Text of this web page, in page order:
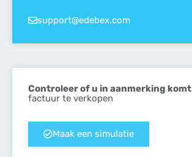
support@edebex.com
Controleer of u in aanmerking komt
factuur te verkopen
Maak een simulatie